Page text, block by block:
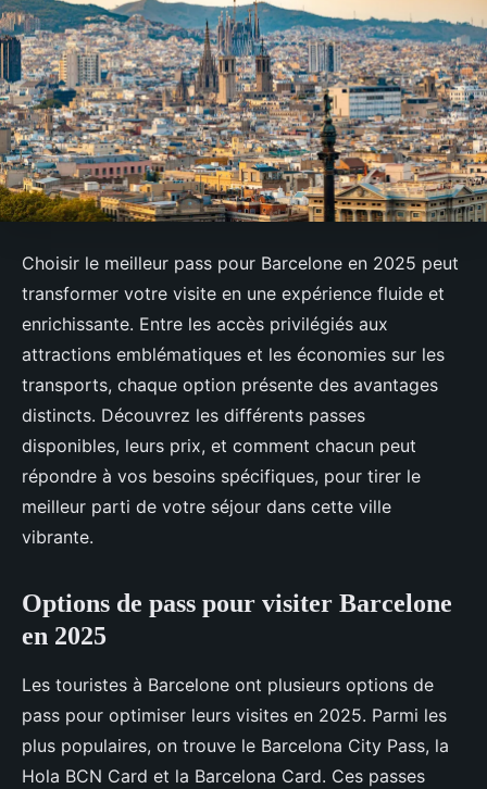
Choisir le meilleur pass pour Barcelone en 2025 peut
transformer votre visite en une expérience fluide et
enrichissante. Entre les accès privilégiés aux
attractions emblématiques et les économies sur les
transports, chaque option présente des avantages
distincts. Découvrez les différents passes
disponibles, leurs prix, et comment chacun peut
répondre à vos besoins spécifiques, pour tirer le
meilleur parti de votre séjour dans cette ville
vibrante.
Options de pass pour visiter Barcelone
en 2025
Les touristes à Barcelone ont plusieurs options de
pass pour optimiser leurs visites en 2025. Parmi les
plus populaires, on trouve le Barcelona City Pass, la
Hola BCN Card et la Barcelona Card. Ces passes